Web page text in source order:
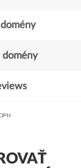
domény